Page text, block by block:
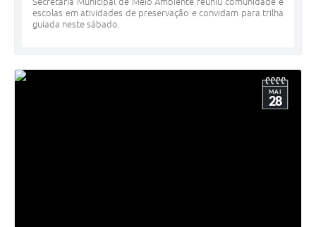
escolas em atividades de preservação e convidam para trilha
guiada neste sábado.
MAI
28